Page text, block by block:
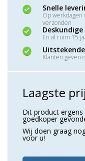
Snelle
Op werkdagen
verzonden
En al ruim 15
Klanten geven
Laagste
Dit product ergens
goedkoper
Wij doen graag
voor u!